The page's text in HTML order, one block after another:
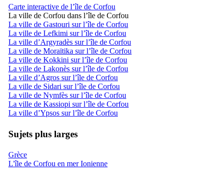
Carte interactive de l’île de Corfou
La ville de Corfou dans l’île de Corfou
La ville de Gastouri sur l’île de Corfou
La ville de Lefkimi sur l’île de Corfou
La ville d’Argyradès sur l’île de Corfou
La ville de Moraïtika sur l’île de Corfou
La ville de Kokkini sur l’île de Corfou
La ville de Lakonès sur l’île de Corfou
La ville d’Agros sur l’île de Corfou
La ville de Sidari sur l’île de Corfou
La ville de Nymfès sur l’île de Corfou
La ville de Kassiopi sur l’île de Corfou
La ville d’Ypsos sur l’île de Corfou
Sujets plus larges
Grèce
L'île de Corfou en mer Ionienne